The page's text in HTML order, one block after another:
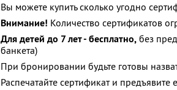
Вы можете купить сколько угодно
Внимание! Количество сертификатов
Для детей до 7 лет - бесплатно, без
банкета)
При бронировании будьте готовы
Распечатайте сертификат и